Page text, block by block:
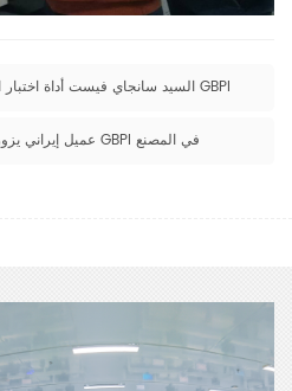
عميل الهند VIP السيد سانجاي فيست أداة اختبار التغليف GBPI
عميل إيراني يزور معدات اختبار التغليف GBPI في المصنع